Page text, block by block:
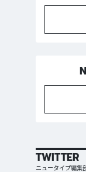
TWITTER
ニュータイプ編